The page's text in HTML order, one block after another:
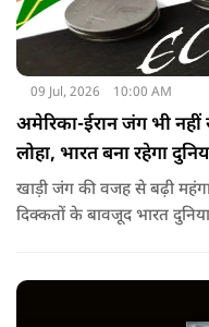
09 Jul, 2026 10:00 AM
अमेरिका-ईरान जंग भी नहीं
लोहा, भारत बना रहेगा
खाड़ी जंग की वजह से बढ़ी
दिक्कतों के बावजूद भारत
लिए सलाह भी दी गई है.